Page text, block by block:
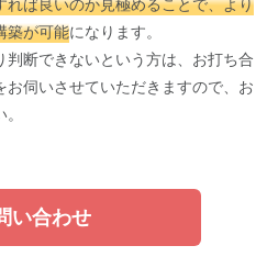
れば良いのか見極めることで、より
築が可能になります。
判断できないという方は、お打ち合
お伺いさせていただきますので、お
い合わせ